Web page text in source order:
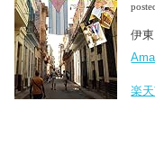
伊
楽